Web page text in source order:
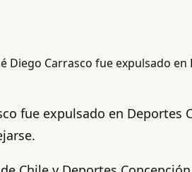
fue expulsado en